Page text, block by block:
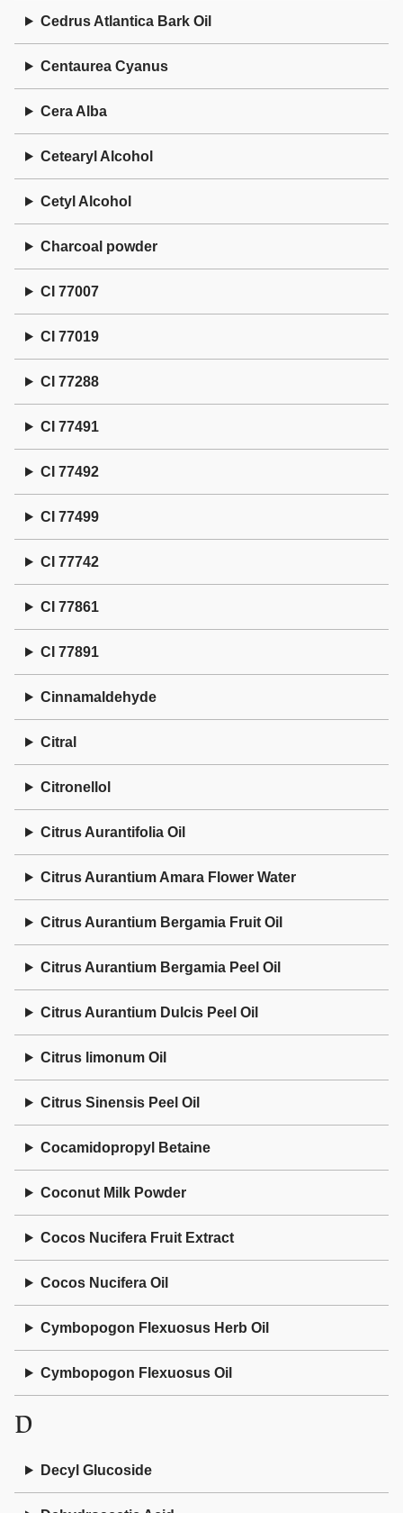
Cedrus Atlantica Bark Oil
Centaurea Cyanus
Cera Alba
Cetearyl Alcohol
Cetyl Alcohol
Charcoal powder
CI 77007
CI 77019
CI 77288
CI 77491
CI 77492
CI 77499
CI 77742
CI 77861
CI 77891
Cinnamaldehyde
Citral
Citronellol
Citrus Aurantifolia Oil
Citrus Aurantium Amara Flower Water
Citrus Aurantium Bergamia Fruit Oil
Citrus Aurantium Bergamia Peel Oil
Citrus Aurantium Dulcis Peel Oil
Citrus limonum Oil
Citrus Sinensis Peel Oil
Cocamidopropyl Betaine
Coconut Milk Powder
Cocos Nucifera Fruit Extract
Cocos Nucifera Oil
Cymbopogon Flexuosus Herb Oil
Cymbopogon Flexuosus Oil
D
Decyl Glucoside